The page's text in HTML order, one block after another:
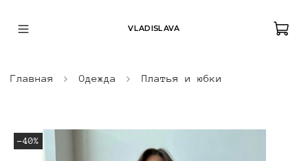
VLADISLAVA
Главная Одежда Платья и юбки
-40%